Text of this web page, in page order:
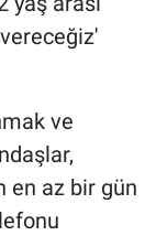
ve
en az bir gün